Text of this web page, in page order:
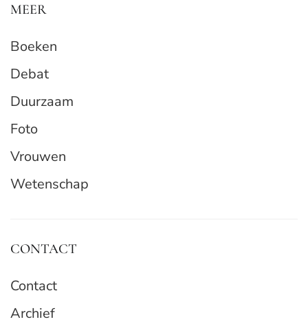
MEER
Boeken
Debat
Duurzaam
Foto
Vrouwen
Wetenschap
CONTACT
Contact
Archief